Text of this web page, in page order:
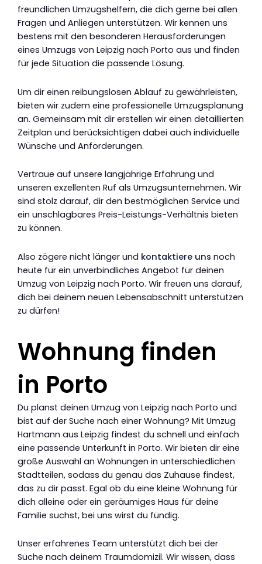
freundlichen Umzugshelfern, die dich gerne bei allen
Fragen und Anliegen unterstützen. Wir kennen uns
bestens mit den besonderen Herausforderungen
eines Umzugs von Leipzig nach Porto aus und finden
für jede Situation die passende Lösung.
Um dir einen reibungslosen Ablauf zu gewährleisten,
bieten wir zudem eine professionelle Umzugsplanung
an. Gemeinsam mit dir erstellen wir einen detaillierten
Zeitplan und berücksichtigen dabei auch individuelle
Wünsche und Anforderungen.
Vertraue auf unsere langjährige Erfahrung und
unseren exzellenten Ruf als Umzugsunternehmen. Wir
sind stolz darauf, dir den bestmöglichen Service und
ein unschlagbares Preis-Leistungs-Verhältnis bieten
zu können.
Also zögere nicht länger und kontaktiere uns noch
heute für ein unverbindliches Angebot für deinen
Umzug von Leipzig nach Porto. Wir freuen uns darauf,
dich bei deinem neuen Lebensabschnitt unterstützen
zu dürfen!
Wohnung finden
in Porto
Du planst deinen Umzug von Leipzig nach Porto und
bist auf der Suche nach einer Wohnung? Mit Umzug
Hartmann aus Leipzig findest du schnell und einfach
eine passende Unterkunft in Porto. Wir bieten dir eine
große Auswahl an Wohnungen in unterschiedlichen
Stadtteilen, sodass du genau das Zuhause findest,
das zu dir passt. Egal ob du eine kleine Wohnung für
dich alleine oder ein geräumiges Haus für deine
Familie suchst, bei uns wirst du fündig.
Unser erfahrenes Team unterstützt dich bei der
Suche nach deinem Traumdomizil. Wir wissen, dass